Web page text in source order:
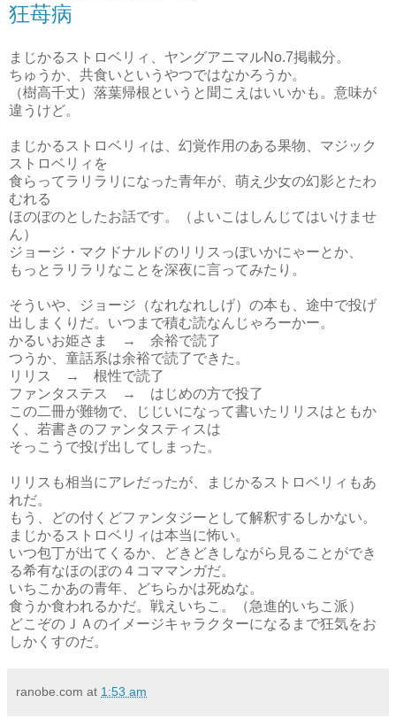
狂苺病
まじかるストロベリィ、ヤングアニマルNo.7掲載分。
ちゅうか、共食いというやつではなかろうか。
（樹高千丈）落葉帰根というと聞こえはいいかも。意味が
違うけど。
まじかるストロベリィは、幻覚作用のある果物、マジック
ストロベリィを
食らってラリラリになった青年が、萌え少女の幻影とたわ
むれる
ほのぼのとしたお話です。（よいこはしんじてはいけませ
ん）
ジョージ・マクドナルドのリリスっぽいかにゃーとか、
もっとラリラリなことを深夜に言ってみたり。
そういや、ジョージ（なれなれしげ）の本も、途中で投げ
出しまくりだ。いつまで積む読なんじゃろーかー。
かるいお姫さま → 余裕で読了
つうか、童話系は余裕で読了できた。
リリス → 根性で読了
ファンタステス → はじめの方で投了
この二冊が難物で、じじいになって書いたリリスはともか
く、若書きのファンタスティスは
そっこうで投げ出してしまった。
リリスも相当にアレだったが、まじかるストロベリィもあ
れだ。
もう、どの付くどファンタジーとして解釈するしかない。
まじかるストロベリィは本当に怖い。
いつ包丁が出てくるか、どきどきしながら見ることができ
る希有なほのぼの４コママンガだ。
いちこかあの青年、どちらかは死ぬな。
食うか食われるかだ。戦えいちこ。（急進的いちこ派）
どこぞのＪＡのイメージキャラクターになるまで狂気をお
しかくすのだ。
ranobe.com at 1:53 am